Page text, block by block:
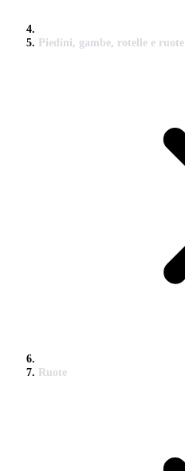
Piedini, gambe, rotelle e ruote
Ruote